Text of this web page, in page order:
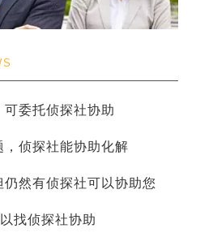
可委托侦探社协助
，侦探社能协助化解
仍然有侦探社可以协助您
找侦探社协助